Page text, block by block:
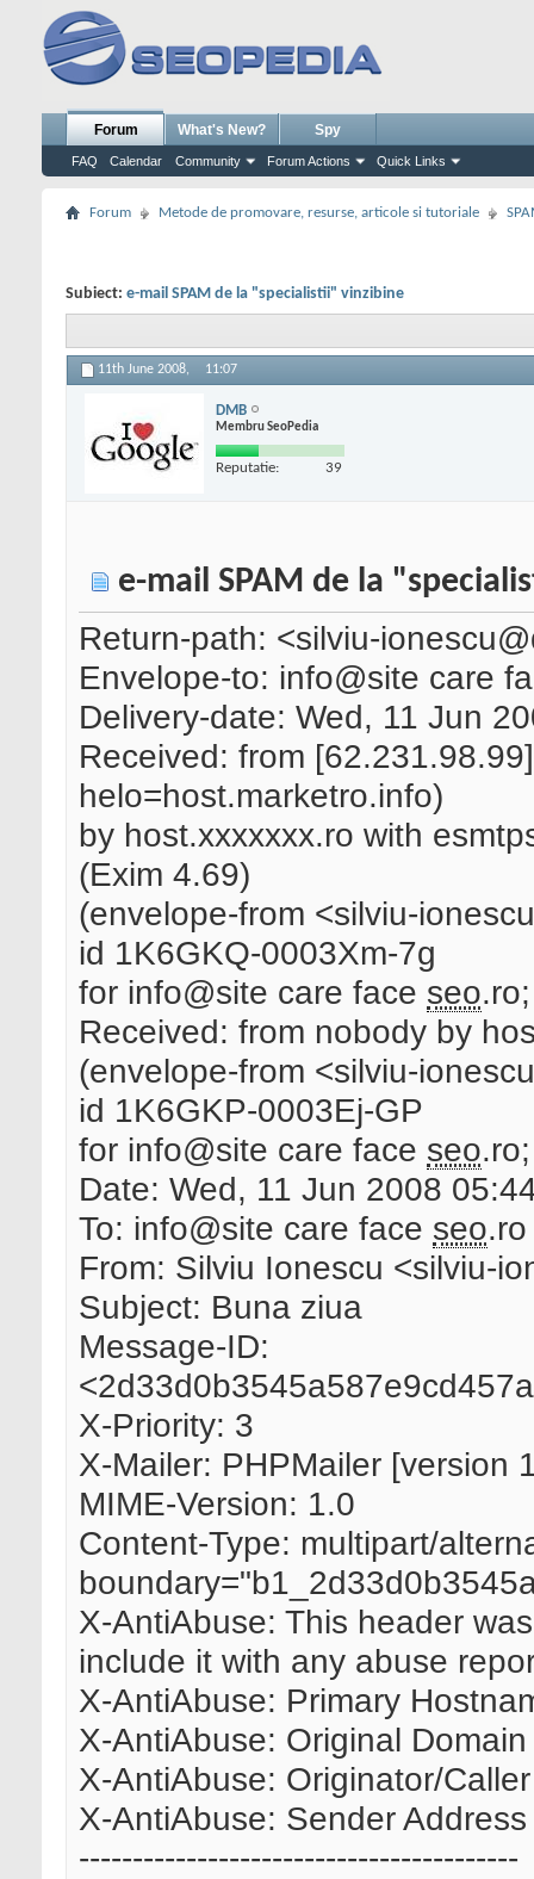
Forum
FAQ Calendar Community Forum Actions Quick Links
What's New? Spy
Forum Metode de promovare, resurse, articole si tutoriale
Subiect: e-mail SPAM de la "specialistii" vinzibine
11th June 2008, 11:07
DMB
Membru SeoPedia
Reputatie: 39
e-mail SPAM de la
Return-path: <silviu-
Envelope-to: info@site care
Delivery-date: Wed, 11 Jun
Received: from
helo=host.marketro.info)
by host.xxxxxxx.ro with
(Exim 4.69)
(envelope-from <silviu-
id 1K6GKQ-0003Xm-7g
for info@site care face seo
Received: from nobody by
(envelope-from <silviu-
id 1K6GKP-0003Ej-GP
for info@site care face seo
Date: Wed, 11 Jun 2008
To: info@site care face seo.ro
From: Silviu Ionescu <silviu-
Subject: Buna ziua
Message-ID:
X-Priority: 3
X-Mailer: PHPMailer [version
MIME-Version: 1.0
Content-Type: multipart/
X-AntiAbuse: This header
include it with any abuse
X-AntiAbuse: Primary
X-AntiAbuse: Original
X-AntiAbuse: Originator/
X-AntiAbuse: Sender
-----------------------------------------